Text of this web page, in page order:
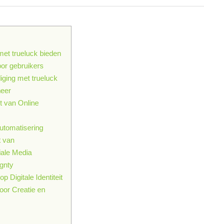
trueluck bieden
gebruikers
met trueluck
van Online
van
Media
Digitale Identiteit
Creatie en